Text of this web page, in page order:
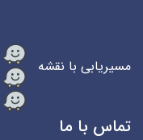
مسیریابی با نقشه
تماس با ما